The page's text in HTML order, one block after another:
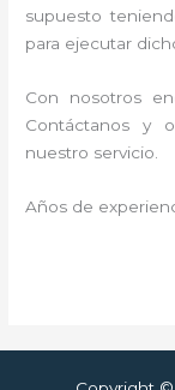
supuesto
para ejecutar
Con nosotros
Contáctanos y
nuestro servicio.
Años de